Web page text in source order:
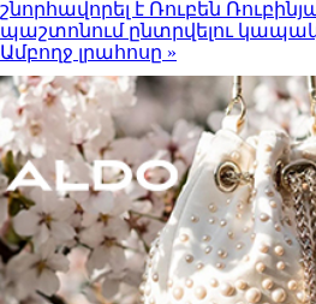
շնորհավորել է Ռուբեն
պաշտոնում ընտրվելու
Ամբողջ լրահոսը »